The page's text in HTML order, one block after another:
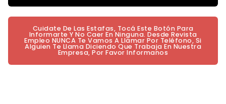
Cuidate De Las Estafas, Tocá Este Botón Para
Informarte Y No Caer En Ninguna. Desde Revista
Empleo NUNCA Te Vamos A Llamar Por Teléfono, Si
Alguien Te Llama Diciendo Que Trabaja En Nuestra
Empresa, Por Favor Informanos